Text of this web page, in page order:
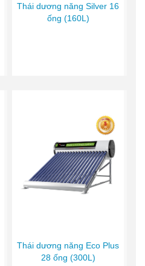
Thái dương năng Silver 16
ống (160L)
Thái dương năng Eco Plus
28 ống (300L)